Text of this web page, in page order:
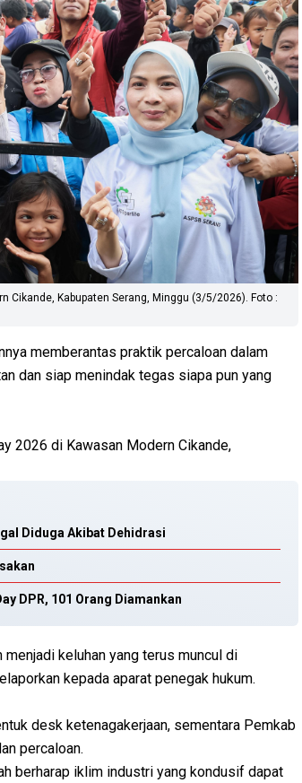
Cikande, Kabupaten Serang, Minggu (3/5/2026). Foto :
memberantas praktik percaloan dalam
dan siap menindak tegas siapa pun yang
2026 di Kawasan Modern Cikande,
Diduga Akibat Dehidrasi
DPR, 101 Orang Diamankan
keluhan yang terus muncul di
kepada aparat penegak hukum.
desk ketenagakerjaan, sementara Pemkab
percaloan.
berharap iklim industri yang kondusif dapat